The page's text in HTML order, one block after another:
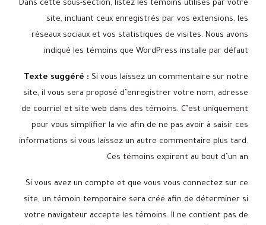
Dans cette sous-section, listez les témoins utilisés par votre
site, incluant ceux enregistrés par vos extensions, les
réseaux sociaux et vos statistiques de visites. Nous avons
indiqué les témoins que WordPress installe par défaut.
Texte suggéré : Si vous laissez un commentaire sur notre
site, il vous sera proposé d’enregistrer votre nom, adresse
de courriel et site web dans des témoins. C’est uniquement
pour vous simplifier la vie afin de ne pas avoir à saisir ces
informations si vous laissez un autre commentaire plus tard.
Ces témoins expirent au bout d’un an.
Si vous avez un compte et que vous vous connectez sur ce
site, un témoin temporaire sera créé afin de déterminer si
votre navigateur accepte les témoins. Il ne contient pas de